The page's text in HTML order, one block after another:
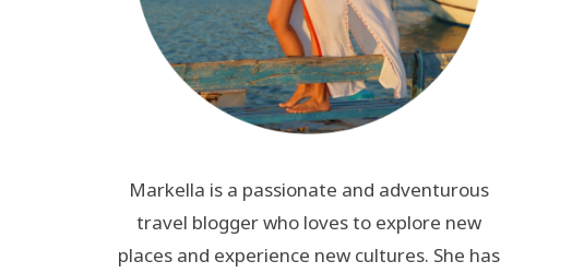
Markella is a passionate and adventurous
travel blogger who loves to explore new
places and experience new cultures. She has